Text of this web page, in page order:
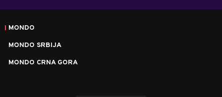
MONDO
MONDO SRBIJA
MONDO CRNA GORA